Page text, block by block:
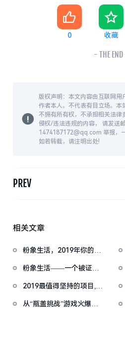
0 收藏
- THE
版权声明：本文内容由互联网用
作者本人。不代表有目立场。本
不拥有所有权，不承担相关法
侵权/违法违规的内容， 请发送
1474187172@qq.com 举报，
如若转载，请注明出处!
PREV
相关文章
粉象生活，2019年你的新
粉象生活——一个被证实
用的大众项目
2019最值得坚持的项目,粉
从“瓶盖挑战”游戏火爆看